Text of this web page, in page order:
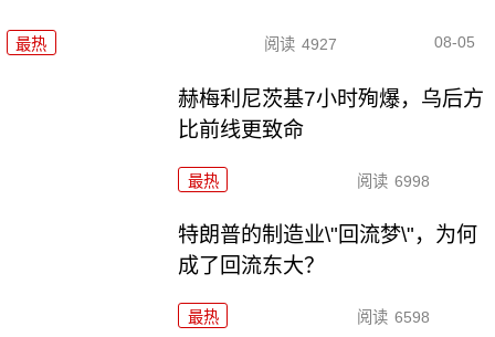
最热 阅读 4927 08-05
赫梅利尼茨基7小时殉爆，乌后方
比前线更致命
最热 阅读 6998
特朗普的制造业\"回流梦\"，为何
成了回流东大？
最热 阅读 6598